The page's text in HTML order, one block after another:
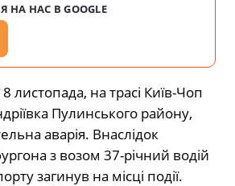
НА НАС В GOOGLE
листопада, на трасі Київ-Чоп
Пулинського району,
аварія. Внаслідок
з возом 37-річний водій
загинув на місці події.